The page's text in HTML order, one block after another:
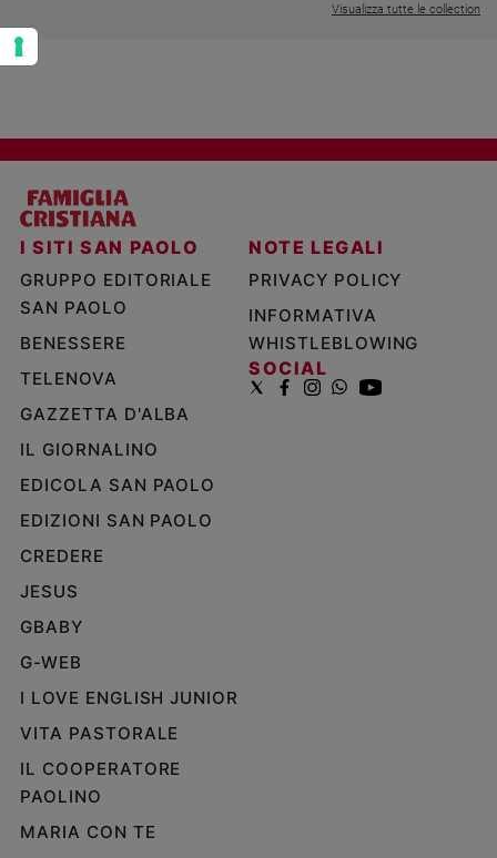
Visualizza tutte le collection
I SITI SAN PAOLO
GRUPPO EDITORIALE
SAN PAOLO
BENESSERE
TELENOVA
GAZZETTA D'ALBA
IL GIORNALINO
EDICOLA SAN PAOLO
EDIZIONI SAN PAOLO
CREDERE
JESUS
GBABY
G-WEB
I LOVE ENGLISH JUNIOR
VITA PASTORALE
IL COOPERATORE
PAOLINO
MARIA CON TE
NOTE LEGALI
PRIVACY POLICY
INFORMATIVA
WHISTLEBLOWING
SOCIAL